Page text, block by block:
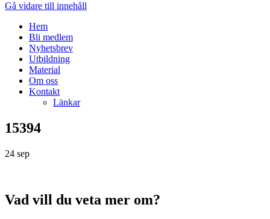
Gå vidare till innehåll
Hem
Bli medlem
Nyhetsbrev
Utbildning
Material
Om oss
Kontakt
Länkar
15394
24 sep
Vad vill du veta mer om?